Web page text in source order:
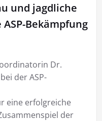
und jagdliche
Bekämpfung
Dr.
der ASP-
eine erfolgreiche
der